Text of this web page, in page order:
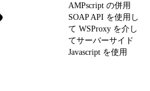
AMPscript の併用
SOAP API を使用し
て WSProxy を介し
てサーバーサイド
Javascript を使用